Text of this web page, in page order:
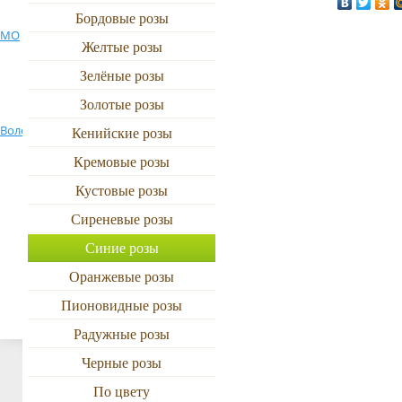
По цвету
Красные
Желтые, зеленые
Белые, розовые
Оранжевые
Синие, фиолетовые
501 роза
1001 роза
Ново-Переделкино
МО
Петродворец
Володарского
Сестрорецк
Тосно Тюмень
Хельсинки Химки
Бордовые розы
Желтые розы
Зелёные розы
Золотые розы
Кенийские розы
Кремовые розы
Кустовые розы
Сиреневые розы
Синие розы
Оранжевые розы
Пионовидные розы
Радужные розы
Черные розы
По цвету